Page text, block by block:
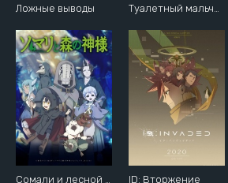
Ложные выводы Туалетный мальчик Ханако
ID: Вторжение